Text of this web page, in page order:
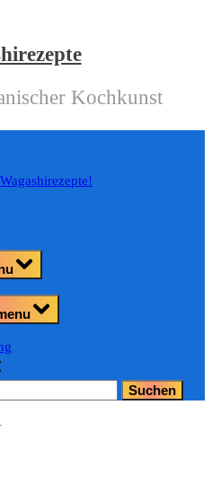
Kochkunst